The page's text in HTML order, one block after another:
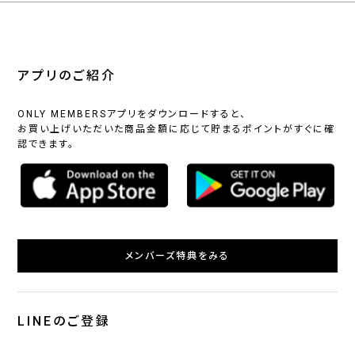
アプリのご紹介
ONLY MEMBERSアプリをダウンロードすると、
お買い上げいただいた商品金額に応じて貯まるポイントがすぐに確
認できます。
メンバーズ特典をみる
LINEのご登録